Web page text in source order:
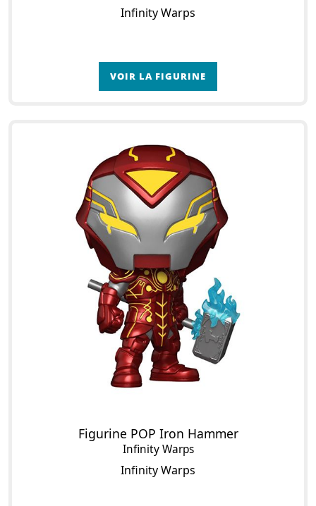
Infinity Warps
VOIR LA FIGURINE
Figurine POP Iron Hammer
Infinity Warps
Infinity Warps